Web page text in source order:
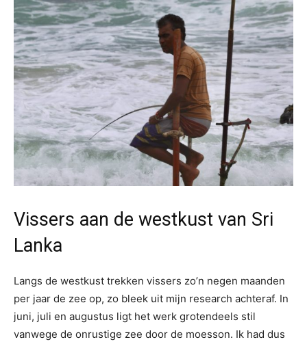
Vissers aan de westkust van Sri
Lanka
Langs de westkust trekken vissers zo’n negen maanden
per jaar de zee op, zo bleek uit mijn research achteraf. In
juni, juli en augustus ligt het werk grotendeels stil
vanwege de onrustige zee door de moesson. Ik had dus